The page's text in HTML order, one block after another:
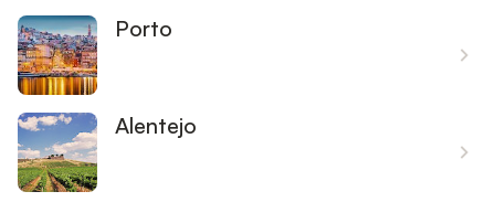
Porto
Alentejo